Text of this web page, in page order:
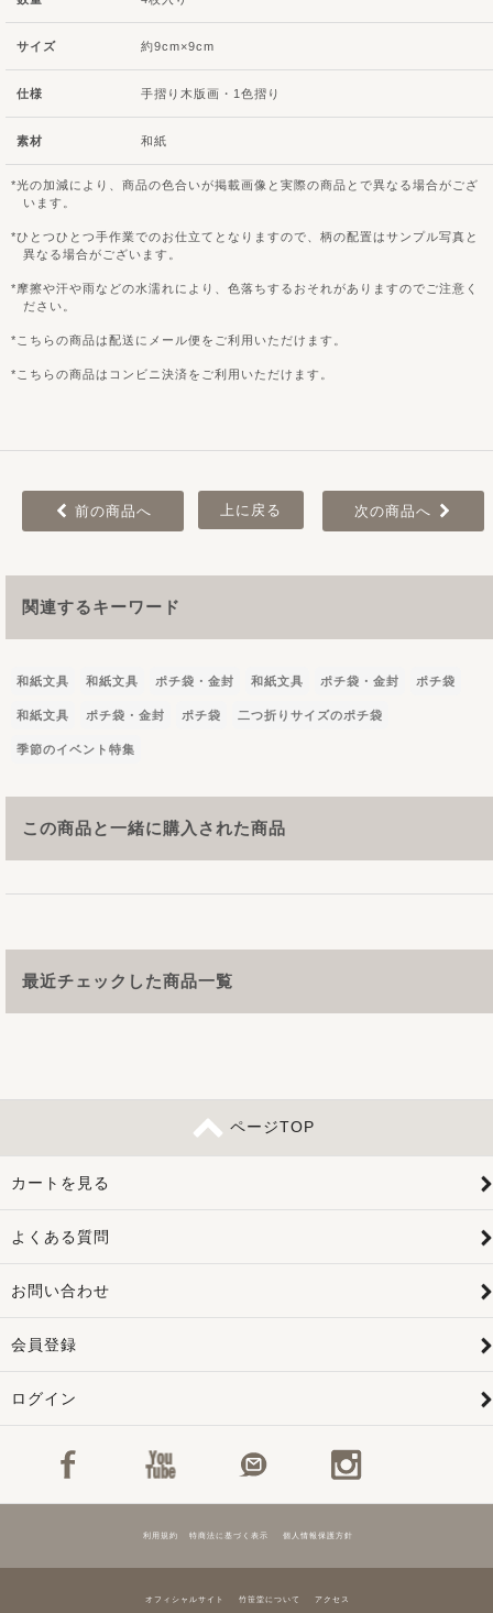
サイズ 約9cm×9cm
仕様 手摺り木版画・1色摺り
素材 和紙
光の加減により、商品の色合いが掲載画像と実際の商品とで異なる場合がござ
います。
ひとつひとつ手作業でのお仕立てとなりますので、柄の配置はサンプル写真と
異なる場合がございます。
摩擦や汗や雨などの水濡れにより、色落ちするおそれがありますのでご注意く
ださい。
こちらの商品は配送にメール便をご利用いただけます。
こちらの商品はコンビニ決済をご利用いただけます。
前の商品へ 上に戻る 次の商品へ
関連するキーワード
和紙文具 和紙文具 ポチ袋・金封 和紙文具 ポチ袋・金封 ポチ袋
和紙文具 ポチ袋・金封 ポチ袋 二つ折りサイズのポチ袋
季節のイベント特集
この商品と一緒に購入された商品
最近チェックした商品一覧
ページTOP
カートを見る
よくある質問
お問い合わせ
会員登録
ログイン
利用規約 特商法に基づく表示 個人情報保護方針
オフィシャルサイト 竹笹堂について アクセス